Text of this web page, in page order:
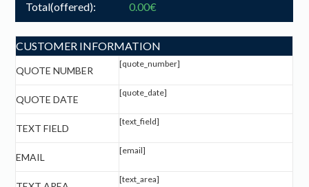
Total(offered): 0.00€
CUSTOMER INFORMATION
QUOTE NUMBER
[quote_number]
QUOTE DATE
[quote_date]
TEXT FIELD
[text_field]
EMAIL
[email]
[text_area]